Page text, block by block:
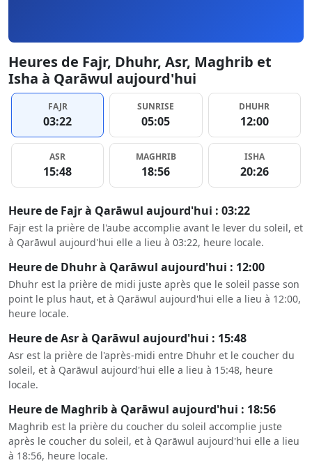
Heures de Fajr, Dhuhr, Asr, Maghrib et
Isha à Qarāwul aujourd'hui
FAJR
03:22
SUNRISE
05:05
DHUHR
12:00
ASR
15:48
MAGHRIB
18:56
ISHA
20:26
Heure de Fajr à Qarāwul aujourd'hui : 03:22
Fajr est la prière de l'aube accomplie avant le lever du soleil, et
à Qarāwul aujourd'hui elle a lieu à 03:22, heure locale.
Heure de Dhuhr à Qarāwul aujourd'hui : 12:00
Dhuhr est la prière de midi juste après que le soleil passe son
point le plus haut, et à Qarāwul aujourd'hui elle a lieu à 12:00,
heure locale.
Heure de Asr à Qarāwul aujourd'hui : 15:48
Asr est la prière de l'après-midi entre Dhuhr et le coucher du
soleil, et à Qarāwul aujourd'hui elle a lieu à 15:48, heure
locale.
Heure de Maghrib à Qarāwul aujourd'hui : 18:56
Maghrib est la prière du coucher du soleil accomplie juste
après le coucher du soleil, et à Qarāwul aujourd'hui elle a lieu
à 18:56, heure locale.